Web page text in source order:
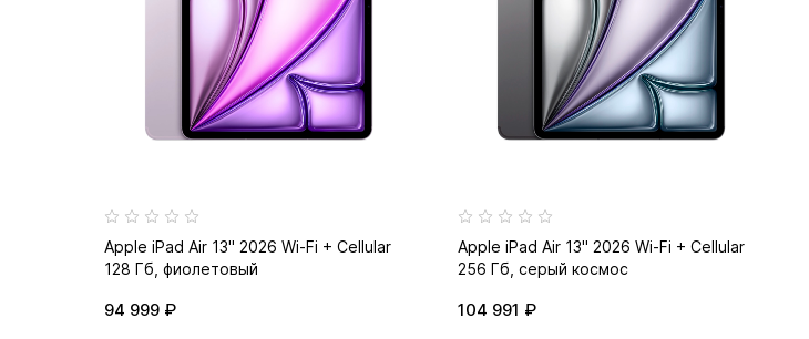
Apple iPad Air 13" 2026 Wi-Fi + Cellular
128 Гб, фиолетовый
94 999 ₽
Apple iPad Air 13" 2026 Wi-Fi + Cellular
256 Гб, серый космос
104 991 ₽